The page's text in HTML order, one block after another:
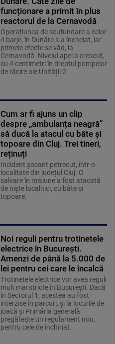
funcționare a primit în plus
reactorul de la Cernavodă
Operațiunea de scufundare a celor
4 barje, în Dunăre s-a încheiat, iar
primele efecte se văd, la
Cernavodă. Nivelul apei a crescut,
cu 4 centimetri în dreptul pompelor
de răcire ale Unității 2.
Cum ar fi ajuns un clip
despre „ambulanța neagră”
să ducă la atacul cu bâte și
topoare din Cluj. Trei tineri,
reținuți
Incident șocant petrecut, într-o
localitate din județul Cluj. O
salvare în misiune a fost atacată
de niște localnici, cu bâte și
topoare.
Noi reguli pentru trotinetele
electrice în București.
Amenzi de până la 5.000 de
lei pentru cei care le încalcă
Trotinetele electrice vor avea reguli
mult mai stricte în București. Dacă
în Sectorul 1, acestea au fost
interzise în parcuri, și la locurile de
joacă și Primăria generală
pregătește un regulament nou,
pentru cele de închiriat.